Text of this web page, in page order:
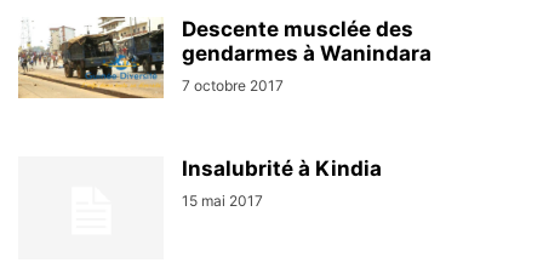
Descente musclée des
gendarmes à Wanindara
7 octobre 2017
Insalubrité à Kindia
15 mai 2017